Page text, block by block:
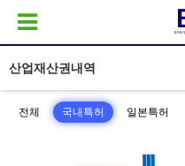
산업재산권내역
전체 국내특허 일본특허